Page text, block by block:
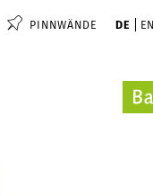
PINNWÄNDE DE EN